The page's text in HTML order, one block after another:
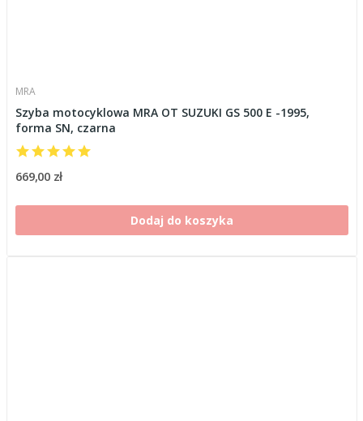
MRA
Szyba motocyklowa MRA OT SUZUKI GS 500 E -1995,
forma SN, czarna
669,00 zł
Dodaj do koszyka